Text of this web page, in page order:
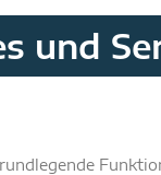
und